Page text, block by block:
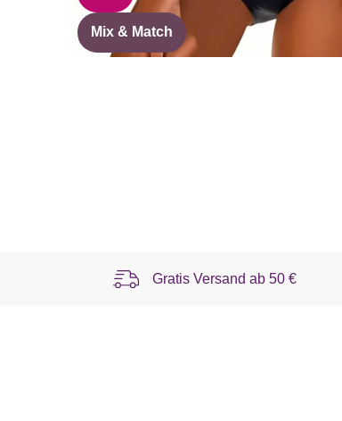
Mix & Match
Gratis Versand ab 50 €